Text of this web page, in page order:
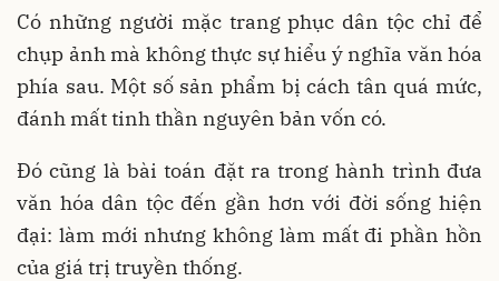
Có những người mặc trang phục dân tộc chỉ để
chụp ảnh mà không thực sự hiểu ý nghĩa văn hóa
phía sau. Một số sản phẩm bị cách tân quá mức,
đánh mất tinh thần nguyên bản vốn có.
Đó cũng là bài toán đặt ra trong hành trình đưa
văn hóa dân tộc đến gần hơn với đời sống hiện
đại: làm mới nhưng không làm mất đi phần hồn
của giá trị truyền thống.